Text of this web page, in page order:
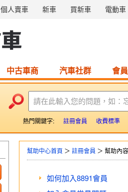
個人賣車 新車 買新車 電動車
中古車商 汽車社群 會
請在此輸入您的問題，如：
熱門關鍵字: 註冊會員 收費標準
幫助中心首頁 ＞ 註冊會員 ＞ 幫助內容
如何加入8891會員